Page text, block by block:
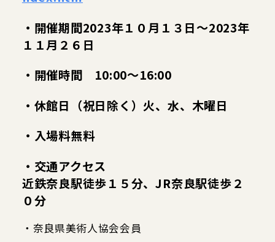
・開催期間2023年１０月１３日〜2023年
１１月２６日
・開催時間 10:00〜16:00
・休館日（祝日除く）火、水、木曜日
・入場料無料
・交通アクセス
近鉄奈良駅徒歩１５分、JR奈良駅徒歩２
０分
・奈良県美術人協会会員